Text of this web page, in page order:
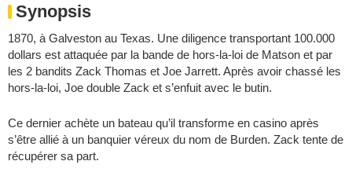
Synopsis
1870, à Galveston au Texas. Une diligence transportant 100.000
dollars est attaquée par la bande de hors-la-loi de Matson et par
les 2 bandits Zack Thomas et Joe Jarrett. Après avoir chassé les
hors-la-loi, Joe double Zack et s’enfuit avec le butin.
Ce dernier achète un bateau qu’il transforme en casino après
s’être allié à un banquier véreux du nom de Burden. Zack tente de
récupérer sa part.